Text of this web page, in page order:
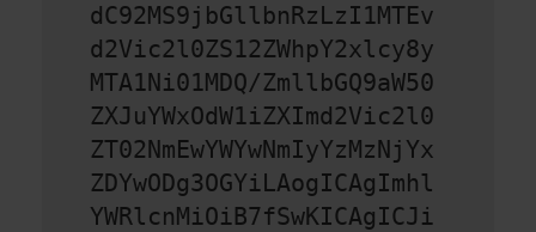
dC92MS9jbGllbnRzLzI1MTEv
d2Vic2l0ZS12ZWhpY2xlcy8y
MTA1Ni01MDQ/ZmllbGQ9aW50
ZXJuYWxOdW1iZXImd2Vic2l0
ZT02NmEwYWYwNmIyYzMzNjYx
ZDYwODg3OGYiLAogICAgImhl
YWRlcnMiOiB7fSwKICAgICJi